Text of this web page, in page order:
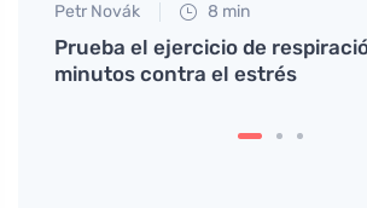
Petr Novák 8 min
Prueba el ejercicio de
minutos contra el estrés